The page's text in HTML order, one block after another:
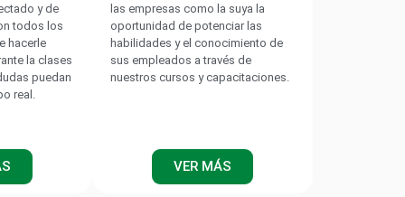
y de
todos los
hacerle
la clases
puedan
real.
las empresas como la suya la
oportunidad de potenciar las
habilidades y el conocimiento de
sus empleados a través de
nuestros cursos y capacitaciones.
VER MÁS